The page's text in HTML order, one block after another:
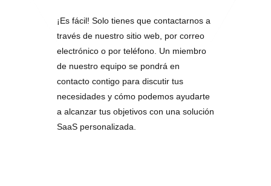
¡Es fácil! Solo tienes que contactarnos a
través de nuestro sitio web, por correo
electrónico o por teléfono. Un miembro
de nuestro equipo se pondrá en
contacto contigo para discutir tus
necesidades y cómo podemos ayudarte
a alcanzar tus objetivos con una solución
SaaS personalizada.